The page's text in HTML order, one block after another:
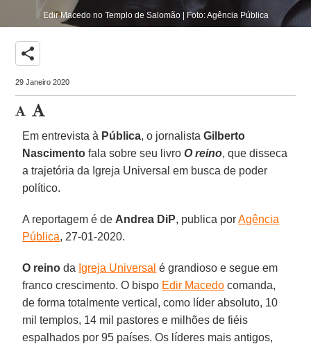
Edir Macedo no Templo de Salomão | Foto: Agência Pública
share
29 Janeiro 2020
Em entrevista à Pública, o jornalistaGilberto
Nascimento fala sobre seu livroO reino, que disseca
a trajetória da Igreja Universal em busca de poder
político.
A reportagem é de Andrea DiP, publica porAgência
Pública, 27-01-2020.
O reinoda Igreja Universal é grandioso e segue em
franco crescimento. O bispo Edir Macedo comanda,
de forma totalmente vertical, como líder absoluto, 10
mil templos, 14 mil pastores e milhões de fiéis
espalhados por 95 países. Os líderes mais antigos,